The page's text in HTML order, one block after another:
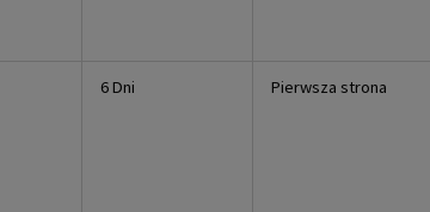
6 Dni Pierwsza strona